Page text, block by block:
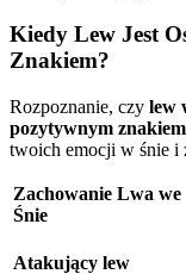
Kiedy Lew Jest
Znakiem?
Rozpoznanie, czy lew
pozytywnym znakiem
twoich emocji w śnie i
Zachowanie Lwa we
Śnie
Atakujący lew